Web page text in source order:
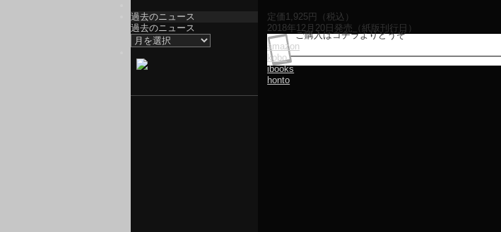
定価1,925円（税込）
2018年12月20日発売（紙版刊行日）
ご購入はコチラよりどうぞ
amazon
kobo
ibooks
honto
過去のニュース
過去のニュース